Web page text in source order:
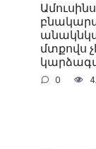
մտքովս
0